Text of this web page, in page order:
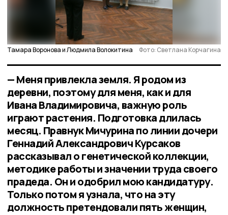
Тамара Воронова и Людмила Волокитина Фото: Светлана Корчагина
— Меня привлекла земля. Я родом из
деревни, поэтому для меня, как и для
Ивана Владимировича, важную роль
играют растения. Подготовка длилась
месяц. Правнук Мичурина по линии дочери
Геннадий Александрович Курсаков
рассказывал о генетической коллекции,
методике работы и значении труда своего
прадеда. Он и одобрил мою кандидатуру.
Только потом я узнала, что на эту
должность претендовали пять женщин,